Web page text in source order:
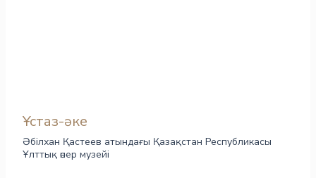
Ұстаз-әке
Әбілхан Қастеев атындағы Қазақстан Республикасы
Ұлттық өнер музейі